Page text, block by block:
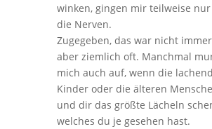
winken, gingen mir teilweise
die Nerven.
Zugegeben, das war nicht
aber ziemlich oft. Manchmal
mich auch auf, wenn die
Kinder oder die älteren
und dir das größte Lächeln
welches du je gesehen hast.